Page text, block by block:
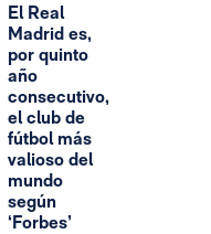
El Real
Madrid es,
por quinto
año
consecutivo,
el club de
fútbol más
valioso del
mundo
según
‘Forbes’